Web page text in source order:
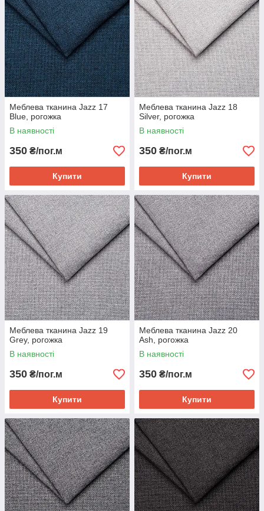
Меблева тканина Jazz 17
Blue, рогожка
В наявності
350 ₴/пог.м
Купити
Меблева тканина Jazz 18
Silver, рогожка
В наявності
350 ₴/пог.м
Купити
Меблева тканина Jazz 19
Grey, рогожка
В наявності
350 ₴/пог.м
Купити
Меблева тканина Jazz 20
Ash, рогожка
В наявності
350 ₴/пог.м
Купити